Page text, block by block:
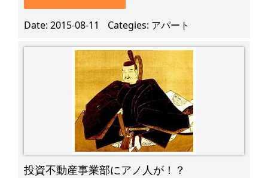
Date 2015-08-11 Categies アパート
投資不動産事業部にアノ人が！？